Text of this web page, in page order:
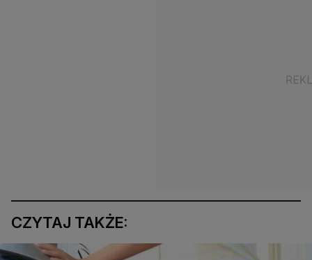
CZYTAJ TAKŻE: